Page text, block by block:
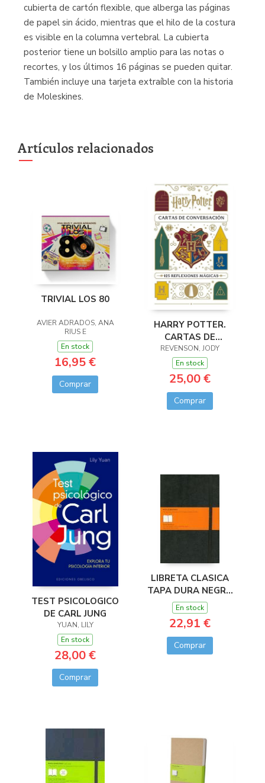
cubierta de cartón flexible, que alberga las páginas
de papel sin ácido, mientras que el hilo de la costura
es visible en la columna vertebral. La cubierta
posterior tiene un bolsillo amplio para las notas o
recortes, y los últimos 16 páginas se pueden quitar.
También incluye una tarjeta extraíble con la historia
de Moleskines.
Artículos relacionados
TRIVIAL LOS 80
AVIER ADRADOS, ANA
RIUS E
En stock
16,95 €
Comprar
HARRY POTTER.
CARTAS DE
CONVERSACION
REVENSON, JODY
En stock
25,00 €
Comprar
TEST PSICOLOGICO
DE CARL JUNG
YUAN, LILY
En stock
28,00 €
Comprar
LIBRETA CLASICA
TAPA DURA NEGRA
L RAYAS
En stock
22,91 €
Comprar